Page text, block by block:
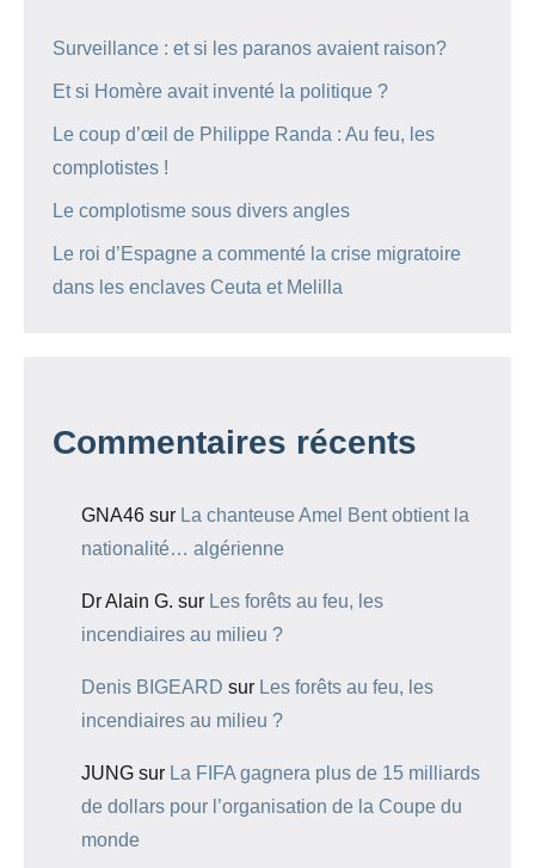
Surveillance : et si les paranos avaient raison?
Et si Homère avait inventé la politique ?
Le coup d’œil de Philippe Randa : Au feu, les
complotistes !
Le complotisme sous divers angles
Le roi d’Espagne a commenté la crise migratoire
dans les enclaves Ceuta et Melilla
Commentaires récents
GNA46 sur La chanteuse Amel Bent obtient la
nationalité… algérienne
Dr Alain G. sur Les forêts au feu, les
incendiaires au milieu ?
Denis BIGEARD sur Les forêts au feu, les
incendiaires au milieu ?
JUNG sur La FIFA gagnera plus de 15 milliards
de dollars pour l’organisation de la Coupe du
monde